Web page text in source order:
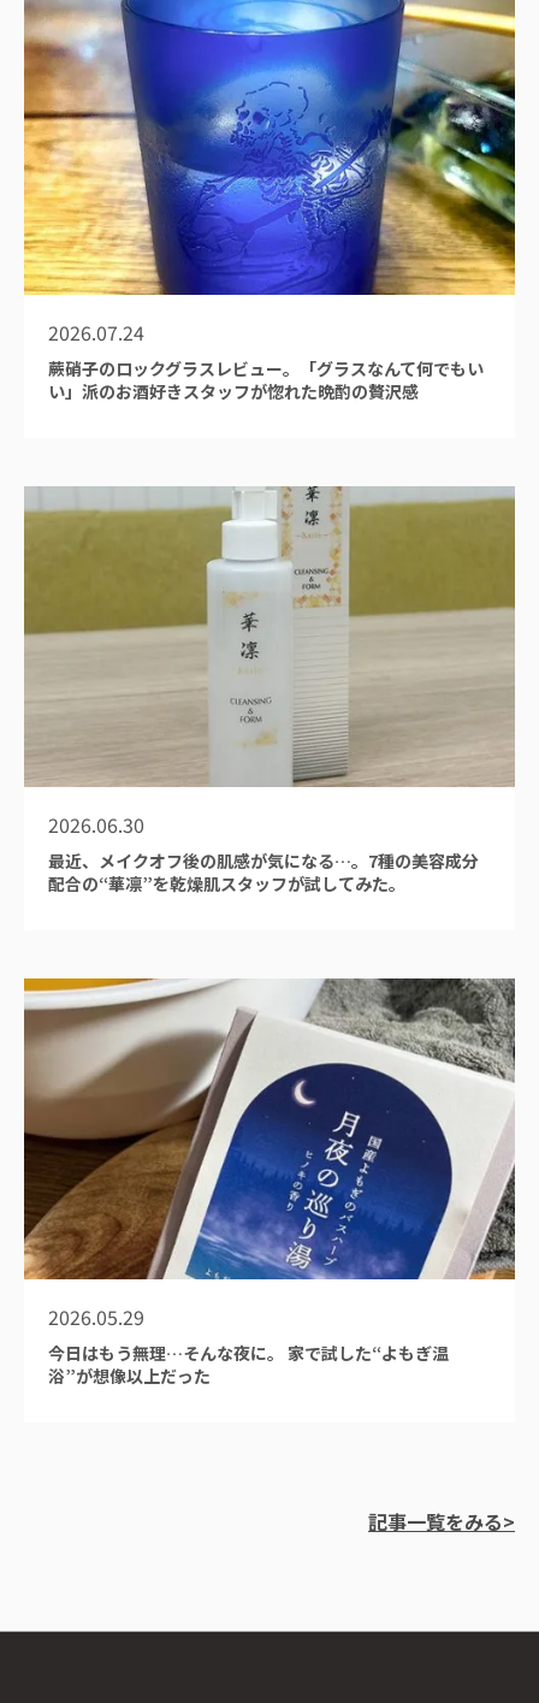
2026.07.24
蕨硝子のロックグラスレビュー。「グラスなんて何でもい
い」派のお酒好きスタッフが惚れた晩酌の贅沢感
2026.06.30
最近、メイクオフ後の肌感が気になる…。7種の美容成分
配合の“華凛”を乾燥肌スタッフが試してみた。
2026.05.29
今日はもう無理…そんな夜に。 家で試した“よもぎ温
浴”が想像以上だった
記事一覧をみる>